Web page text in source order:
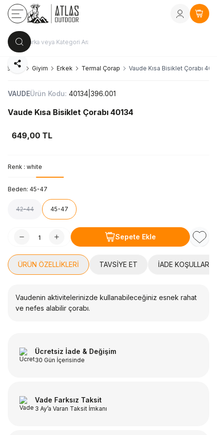
Kayıt Ol veya
Sayfa Giyim Erkek Termal Çorap Vaude Kısa Bisiklet Çorabı
Paylaş
VAUDEÜrün Kodu: 40134|396.001
Vaude Kısa Bisiklet Çorabı 40134
649,00 TL
Renk : white
Beden: 45-47
42-44 45-47
Sepete Ekle
ÜRÜN ÖZELLIKLERI TAVSIYE ET İADE KOŞULLARI
Vaudenin aktivitelerinizde kullanabileceğiniz esnek rahat
ve nefes alabilir çorabı.
Ücretsiz İade & Değişim
30 Gün İçerisinde
Vade Farksız Taksit
3 Ay’a Varan Taksit İmkanı